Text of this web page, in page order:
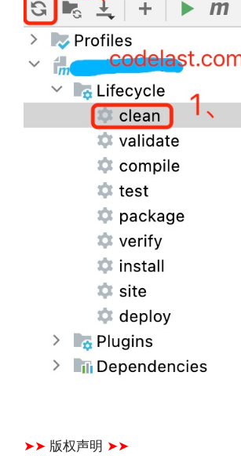
➤➤ 版权声明 ➤➤